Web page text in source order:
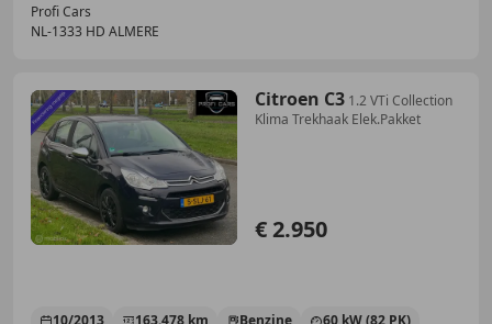
Profi Cars
NL-1333 HD ALMERE
Citroen C3 1.2 VTi Collection
Klima Trekhaak Elek.Pakket
€ 2.950
10/2013 163.478 km Benzine
60 kW (82 PK)